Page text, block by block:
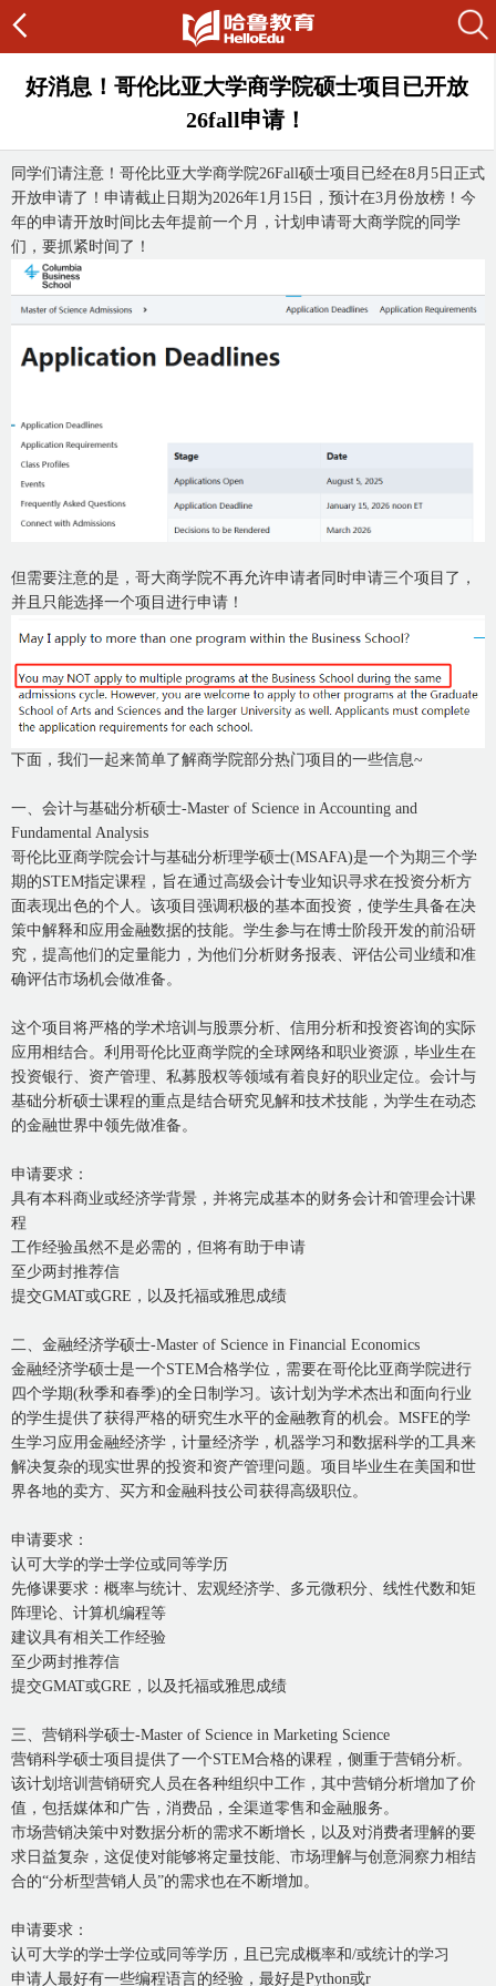
好消息！哥伦比亚大学商学院硕士项目已开放
26fall申请！
同学们请注意！哥伦比亚大学商学院26Fall硕士项目已经在8月5日正式
开放申请了！申请截止日期为2026年1月15日，预计在3月份放榜！今
年的申请开放时间比去年提前一个月，计划申请哥大商学院的同学
们，要抓紧时间了！
但需要注意的是，哥大商学院不再允许申请者同时申请三个项目了，
并且只能选择一个项目进行申请！
下面，我们一起来简单了解商学院部分热门项目的一些信息~
一、会计与基础分析硕士-Master of Science in Accounting and
Fundamental Analysis
哥伦比亚商学院会计与基础分析理学硕士(MSAFA)是一个为期三个学
期的STEM指定课程，旨在通过高级会计专业知识寻求在投资分析方
面表现出色的个人。该项目强调积极的基本面投资，使学生具备在决
策中解释和应用金融数据的技能。学生参与在博士阶段开发的前沿研
究，提高他们的定量能力，为他们分析财务报表、评估公司业绩和准
确评估市场机会做准备。
这个项目将严格的学术培训与股票分析、信用分析和投资咨询的实际
应用相结合。利用哥伦比亚商学院的全球网络和职业资源，毕业生在
投资银行、资产管理、私募股权等领域有着良好的职业定位。会计与
基础分析硕士课程的重点是结合研究见解和技术技能，为学生在动态
的金融世界中领先做准备。
申请要求：
具有本科商业或经济学背景，并将完成基本的财务会计和管理会计课
程
工作经验虽然不是必需的，但将有助于申请
至少两封推荐信
提交GMAT或GRE，以及托福或雅思成绩
二、金融经济学硕士-Master of Science in Financial Economics
金融经济学硕士是一个STEM合格学位，需要在哥伦比亚商学院进行
四个学期(秋季和春季)的全日制学习。该计划为学术杰出和面向行业
的学生提供了获得严格的研究生水平的金融教育的机会。MSFE的学
生学习应用金融经济学，计量经济学，机器学习和数据科学的工具来
解决复杂的现实世界的投资和资产管理问题。项目毕业生在美国和世
界各地的卖方、买方和金融科技公司获得高级职位。
申请要求：
认可大学的学士学位或同等学历
先修课要求：概率与统计、宏观经济学、多元微积分、线性代数和矩
阵理论、计算机编程等
建议具有相关工作经验
至少两封推荐信
提交GMAT或GRE，以及托福或雅思成绩
三、营销科学硕士-Master of Science in Marketing Science
营销科学硕士项目提供了一个STEM合格的课程，侧重于营销分析。
该计划培训营销研究人员在各种组织中工作，其中营销分析增加了价
值，包括媒体和广告，消费品，全渠道零售和金融服务。
市场营销决策中对数据分析的需求不断增长，以及对消费者理解的要
求日益复杂，这促使对能够将定量技能、市场理解与创意洞察力相结
合的“分析型营销人员”的需求也在不断增加。
申请要求：
认可大学的学士学位或同等学历，且已完成概率和/或统计的学习
申请人最好有一些编程语言的经验，最好是Python或r